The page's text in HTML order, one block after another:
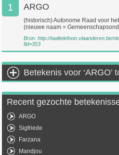
1 ARGO
(historisch) Autonome Raad voor
(nieuwe naam =
Bron:http://taaltelefoon.vlaanderen.be/
fid=353
Betekenis voor ‘ARGO’
Recent gezochte
ARGO
Sigfriede
Farzana
Mandjou